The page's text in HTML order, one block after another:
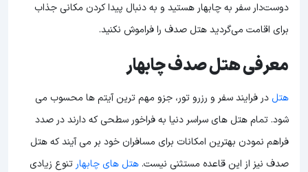
دوست‌دار سفر به چابهار هستید و به دنبال پیدا کردن مکانی جذاب
برای اقامت می‌گردید هتل صدف را فراموش نکنید.
معرفی هتل صدف چابهار
هتلدر فرایند سفر و رزرو تور، جزو مهم ترین آیتم ها محسوب می
شود. تمام هتل های سراسر دنیا به فراخور سطحی که دارند در صدد
فراهم نمودن بهترین امکانات برای مسافران خود بر می آیند که هتل
صدف نیز از این قاعده مستثنی نیست. هتل های چابهار تنوع زیادی